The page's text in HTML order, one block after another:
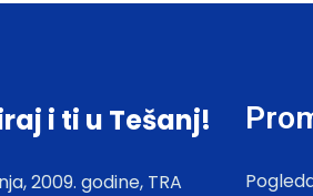
i ti u Tešanj!
2009. godine, TRA